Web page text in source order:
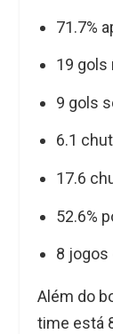
71.7%
19 gols
9 gols
6.1
17.6
52.6%
8 jogos
Além do
time está